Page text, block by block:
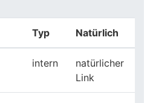
Typ Natürlich
intern
natürlicher
Link